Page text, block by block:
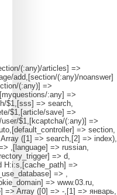
(:any)/articles] =>
add,[section/(:any)/noanswer]
(:any)] =>
:any] =>
$1,[sss] => search,
$1,[article/save] =>
$1,[kcaptcha/(:any)] =>
=> section,
([1] => search,[2] => index),
,[language] => russian,
=> d,
H:i:s,[cache_path] =>
=> ,
=> www.03.ru,
=> Array ([0] => -,[1] => январь,